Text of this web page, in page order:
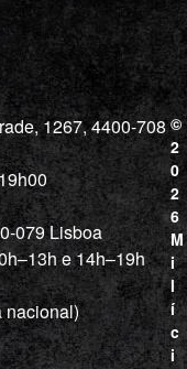
1267, 4400-708
079 Lisboa
e 14h–19h
nacional)
©
2
0
2
6
M
i
l
í
c
i